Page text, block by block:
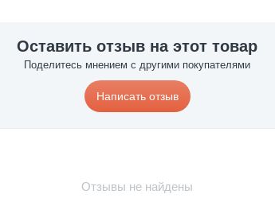
Оставить отзыв на этот товар
Поделитесь мнением с другими покупателями
Написать отзыв
Отзывы не найдены